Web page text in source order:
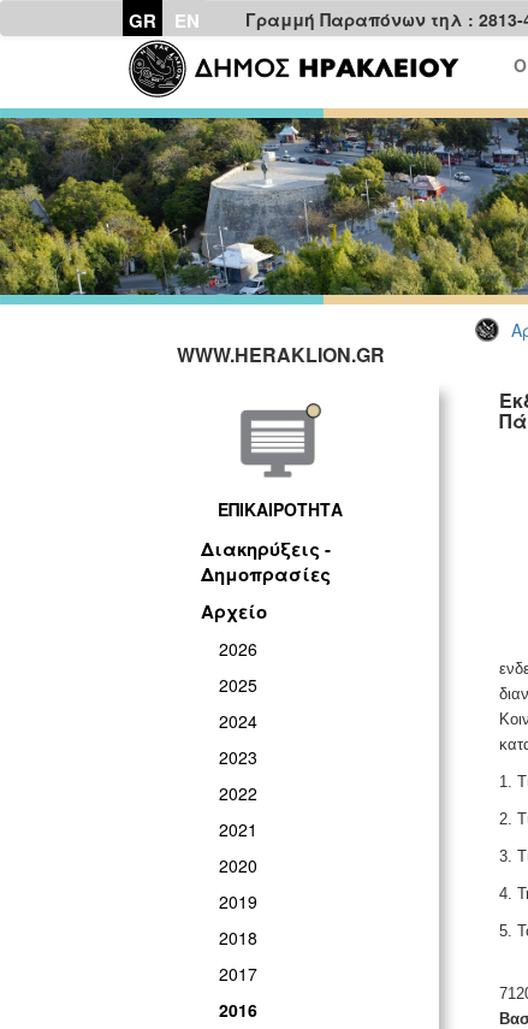
GR EN Γραμμή Παραπόνων τηλ : 2813-
WWW.HERAKLION.GR
ΕΠΙΚΑΙΡΟΤΗΤΑ
Διακηρύξεις -
Δημοπρασίες
Αρχείο
2026
2025
2024
2023
2022
2021
2020
2019
2018
2017
2016
Ο
1.
2.
3.
4.
5.